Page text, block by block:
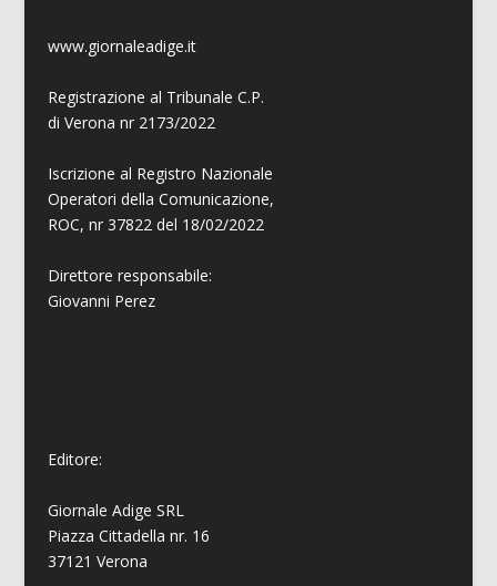
www.giornaleadige.it
Registrazione al Tribunale C.P.
di Verona nr 2173/2022
Iscrizione al Registro Nazionale
Operatori della Comunicazione,
ROC, nr 37822 del 18/02/2022
Direttore responsabile:
Giovanni Perez
Editore:
Giornale Adige SRL
Piazza Cittadella nr. 16
37121 Verona